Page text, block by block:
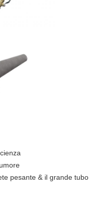
pesante & il grande tubo